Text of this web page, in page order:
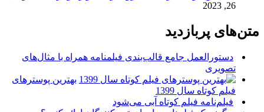
26, 2023
متن‌های پربازدید
دستورالعمل جامع قالب‌بندی فیلمنامه همراه با مثال‌های
تصویری
بهترین پوسترهای
فیلم کوتاه سال 1399
فیلم‌نامه فیلم کوتاه آبی می‌شود